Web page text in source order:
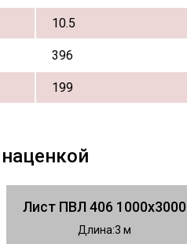
10.5
396
199
Лист ПВЛ 406 1000х3000
Длина 3